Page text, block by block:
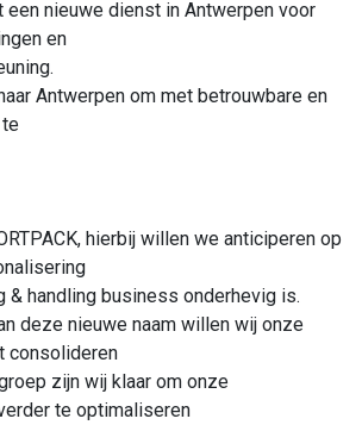
een nieuwe dienst in Antwerpen voor
en
Antwerpen om met betrouwbare en
hierbij willen we anticiperen op
& handling business onderhevig is.
deze nieuwe naam willen wij onze
consolideren
zijn wij klaar om onze
te optimaliseren